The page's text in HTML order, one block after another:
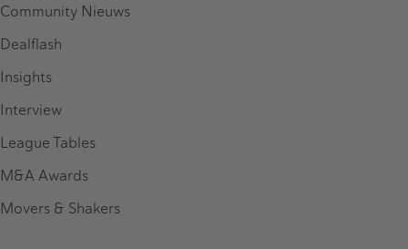
Community Nieuws
Dealflash
Insights
Interview
League Tables
M&A Awards
Movers & Shakers